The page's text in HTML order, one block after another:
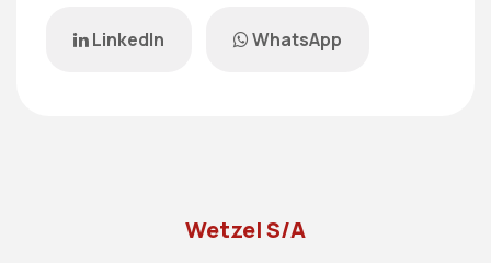
LinkedIn WhatsApp
Wetzel S/A